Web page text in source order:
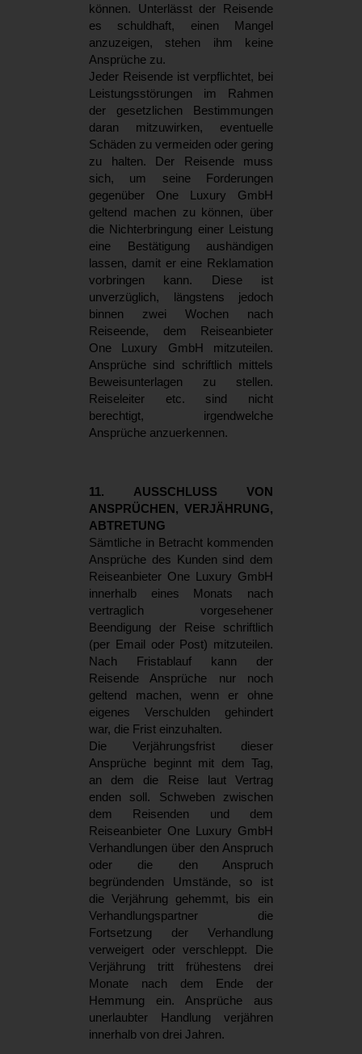
können. Unterlässt der Reisende
es schuldhaft, einen Mangel
anzuzeigen, stehen ihm keine
Ansprüche zu.
Jeder Reisende ist verpflichtet, bei
Leistungsstörungen im Rahmen
der gesetzlichen Bestimmungen
daran mitzuwirken, eventuelle
Schäden zu vermeiden oder gering
zu halten. Der Reisende muss
sich, um seine Forderungen
gegenüber One Luxury GmbH
geltend machen zu können, über
die Nichterbringung einer Leistung
eine Bestätigung aushändigen
lassen, damit er eine Reklamation
vorbringen kann. Diese ist
unverzüglich, längstens jedoch
binnen zwei Wochen nach
Reiseende, dem Reiseanbieter
One Luxury GmbH mitzuteilen.
Ansprüche sind schriftlich mittels
Beweisunterlagen zu stellen.
Reiseleiter etc. sind nicht
berechtigt, irgendwelche
Ansprüche anzuerkennen.
11. AUSSCHLUSS VON
ANSPRÜCHEN, VERJÄHRUNG,
ABTRETUNG
Sämtliche in Betracht kommenden
Ansprüche des Kunden sind dem
Reiseanbieter One Luxury GmbH
innerhalb eines Monats nach
vertraglich vorgesehener
Beendigung der Reise schriftlich
(per Email oder Post) mitzuteilen.
Nach Fristablauf kann der
Reisende Ansprüche nur noch
geltend machen, wenn er ohne
eigenes Verschulden gehindert
war, die Frist einzuhalten.
Die Verjährungsfrist dieser
Ansprüche beginnt mit dem Tag,
an dem die Reise laut Vertrag
enden soll. Schweben zwischen
dem Reisenden und dem
Reiseanbieter One Luxury GmbH
Verhandlungen über den Anspruch
oder die den Anspruch
begründenden Umstände, so ist
die Verjährung gehemmt, bis ein
Verhandlungspartner die
Fortsetzung der Verhandlung
verweigert oder verschleppt. Die
Verjährung tritt frühestens drei
Monate nach dem Ende der
Hemmung ein. Ansprüche aus
unerlaubter Handlung verjähren
innerhalb von drei Jahren.